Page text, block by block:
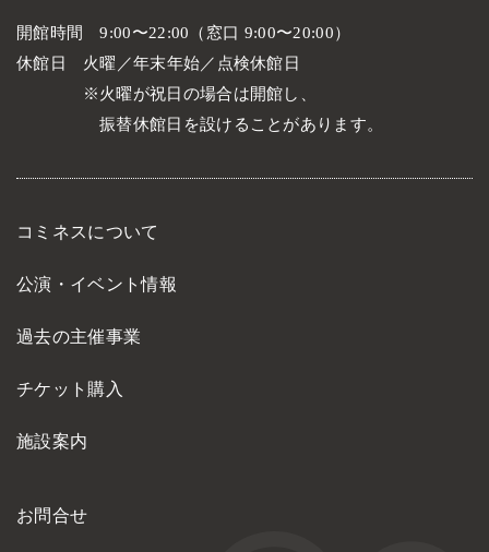
開館時間
9:00〜22:00（窓口 9:00〜20:00）
休館日
火曜／年末年始／点検休館日
火曜が祝日の場合は開館し、
振替休館日を設けることがあります。
コミネスについて
公演・イベント情報
過去の主催事業
チケット購入
施設案内
お問合せ